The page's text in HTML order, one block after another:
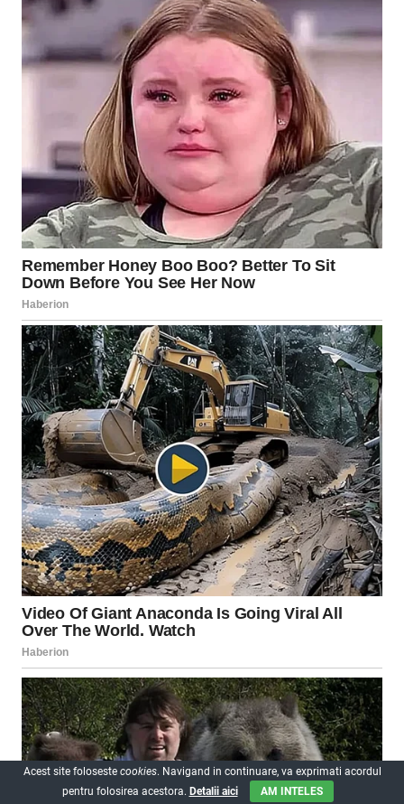
Acest site foloseste cookies. Navigand in continuare, va exprimati acordul
pentru folosirea acestora. Detalii aici AM INTELES